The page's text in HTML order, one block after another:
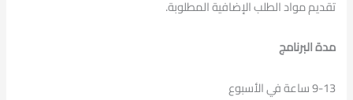
تقديم مواد الطلب الإضافية المطلوبة.
مدة البرنامج
9-13 ساعة في الأسبوع